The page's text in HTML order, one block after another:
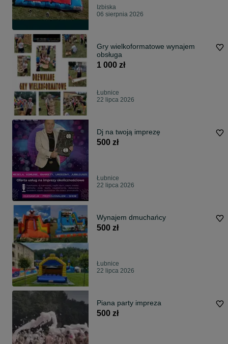
Izbiska
06 sierpnia 2026
Gry wielkoformatowe wynajem
obsługa
1 000 zł
Łubnice
22 lipca 2026
Dj na twoją imprezę
500 zł
Łubnice
22 lipca 2026
Wynajem dmuchańcy
500 zł
Łubnice
22 lipca 2026
Piana party impreza
500 zł